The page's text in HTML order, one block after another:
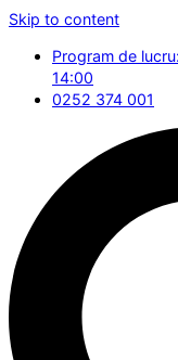
Skip to content
Program de
14:00
0252 374 001